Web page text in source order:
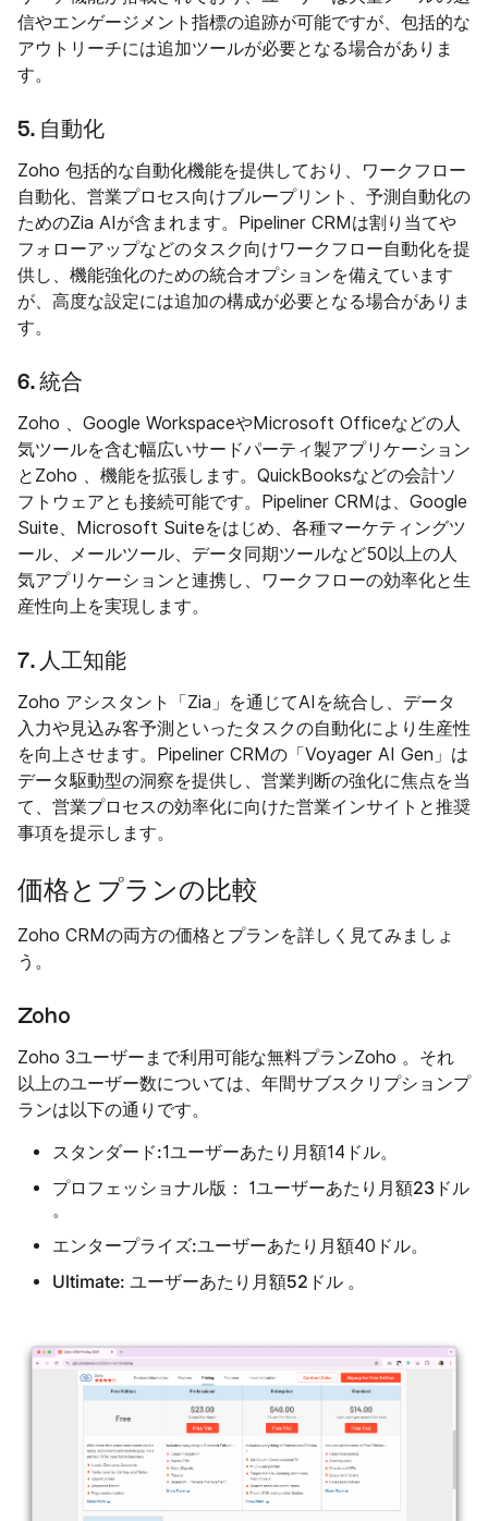
信やエンゲージメント指標の追跡が可能ですが、包括的な
アウトリーチには追加ツールが必要となる場合がありま
す。
5. 自動化
Zoho 包括的な自動化機能を提供しており、ワークフロー
自動化、営業プロセス向けブループリント、予測自動化の
ためのZia AIが含まれます。Pipeliner CRMは割り当てや
フォローアップなどのタスク向けワークフロー自動化を提
供し、機能強化のための統合オプションを備えています
が、高度な設定には追加の構成が必要となる場合がありま
す。
6. 統合
Zoho 、Google WorkspaceやMicrosoft Officeなどの人
気ツールを含む幅広いサードパーティ製アプリケーション
とZoho 、機能を拡張します。QuickBooksなどの会計ソ
フトウェアとも接続可能です。Pipeliner CRMは、Google
Suite、Microsoft Suiteをはじめ、各種マーケティングツ
ール、メールツール、データ同期ツールなど50以上の人
気アプリケーションと連携し、ワークフローの効率化と生
産性向上を実現します。
7. 人工知能
Zoho アシスタント「Zia」を通じてAIを統合し、データ
入力や見込み客予測といったタスクの自動化により生産性
を向上させます。Pipeliner CRMの「Voyager AI Gen」は
データ駆動型の洞察を提供し、営業判断の強化に焦点を当
て、営業プロセスの効率化に向けた営業インサイトと推奨
事項を提示します。
価格とプランの比較
Zoho CRMの両方の価格とプランを詳しく見てみましょ
う。
Zoho
Zoho 3ユーザーまで利用可能な無料プランZoho 。それ
以上のユーザー数については、年間サブスクリプションプ
ランは以下の通りです。
スタンダード:1ユーザーあたり月額14ドル。
プロフェッショナル版： 1ユーザーあたり月額23ドル
。
エンタープライズ:ユーザーあたり月額40ドル。
Ultimate: ユーザーあたり月額52ドル 。